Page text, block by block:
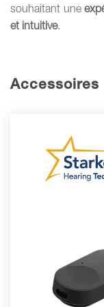
souhaitant une
et intuitive.